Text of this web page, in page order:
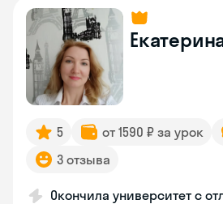
5 от 1590 ₽ за урок
3 отзыва
Окончила университет с